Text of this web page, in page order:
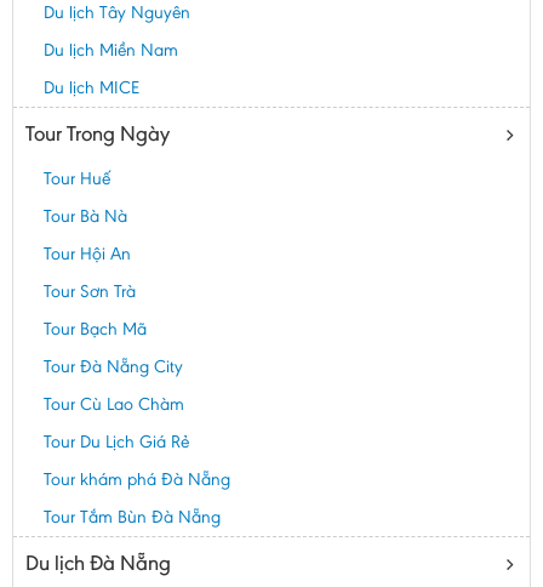
Du lịch Tây Nguyên
Du lịch Miền Nam
Du lịch MICE
Tour Trong Ngày
Tour Huế
Tour Bà Nà
Tour Hội An
Tour Sơn Trà
Tour Bạch Mã
Tour Đà Nẵng City
Tour Cù Lao Chàm
Tour Du Lịch Giá Rẻ
Tour khám phá Đà Nẵng
Tour Tắm Bùn Đà Nẵng
Du lịch Đà Nẵng